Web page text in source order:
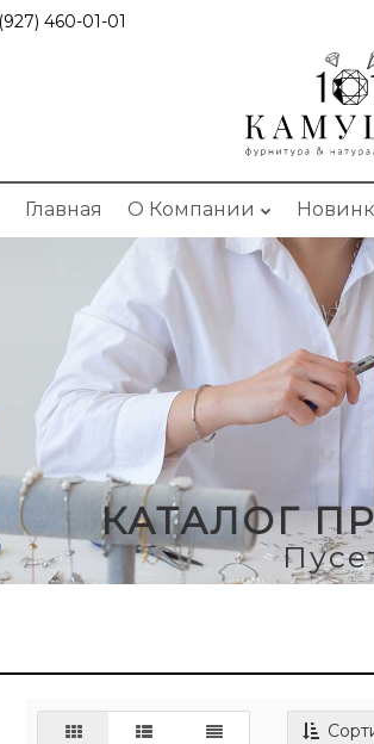
460-01-01
Главная О Компании
КАТАЛОГ